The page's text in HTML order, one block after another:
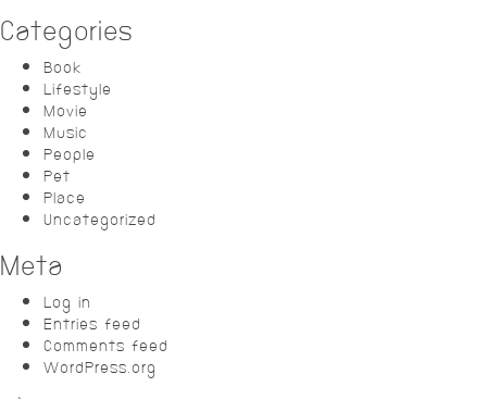
Categories
Book
Lifestyle
Movie
Music
People
Pet
Place
Uncategorized
Meta
Log in
Entries feed
Comments feed
WordPress.org